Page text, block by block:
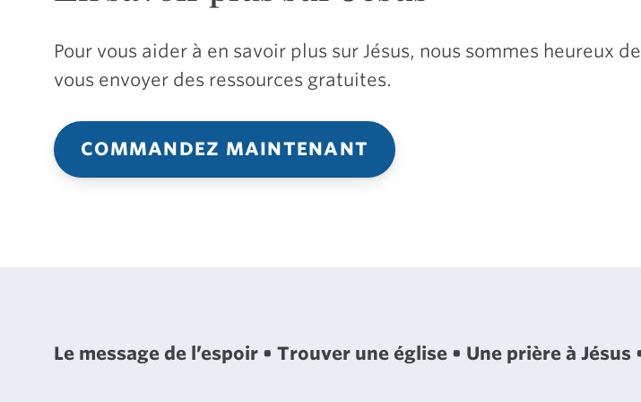
Pour vous aider à en savoir plus sur Jésus, nous sommes heureux de
vous envoyer des ressources gratuites.
COMMANDEZ MAINTENANT
Le message de l’espoir Trouver une église Une prière à Jésus